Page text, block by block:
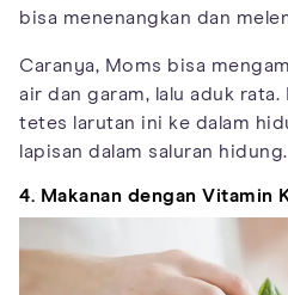
bisa menenangkan dan
Caranya, Moms bisa
air dan garam, lalu aduk rata.
tetes larutan ini ke dalam
lapisan dalam saluran hidung.
4. Makanan dengan Vitamin